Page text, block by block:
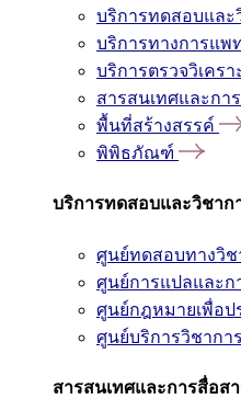
บริการทดสอบและ
บริการทางการแพ
บริการตรวจวิเคร
สารสนเทศและกา
พื้นที่สร้างสรรค์
พิพิธภัณฑ์
บริการทดสอบและวิชาก
ศูนย์ทดสอบทางวิช
ศูนย์การแปลและก
ศูนย์กฎหมายเพื่อป
ศูนย์บริการวิชาก
สารสนเทศและการสื่อส